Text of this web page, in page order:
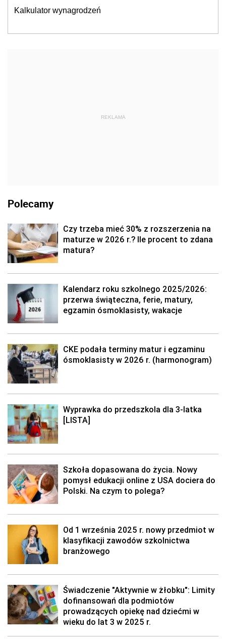
Kalkulator wynagrodzeń
REKLAMA
Polecamy
Czy trzeba mieć 30% z rozszerzenia na
maturze w 2026 r.? Ile procent to zdana
matura?
Kalendarz roku szkolnego 2025/2026:
przerwa świąteczna, ferie, matury,
egzamin ósmoklasisty, wakacje
CKE podała terminy matur i egzaminu
ósmoklasisty w 2026 r. (harmonogram)
Wyprawka do przedszkola dla 3-latka
[LISTA]
Szkoła dopasowana do życia. Nowy
pomysł edukacji online z USA dociera do
Polski. Na czym to polega?
Od 1 września 2025 r. nowy przedmiot w
klasyfikacji zawodów szkolnictwa
branżowego
Świadczenie "Aktywnie w żłobku": Limity
dofinansowań dla podmiotów
prowadzących opiekę nad dziećmi w
wieku do lat 3 w 2025 r.